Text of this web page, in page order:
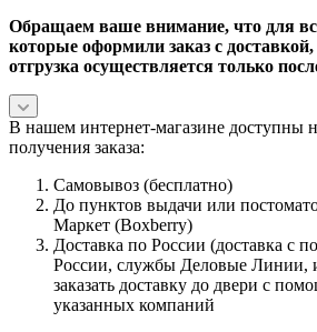
Обращаем ваше внимание, что для
которые оформили заказ с
отгрузка осуществляется только
В нашем интернет-магазине доступны
получения заказа:
Самовывоз (бесплатно)
До пунктов выдачи или
Маркет (Boxberry)
Доставка по России (доставка с
России, службы Деловые Линии,
заказать доставку до двери с
указанных компаний